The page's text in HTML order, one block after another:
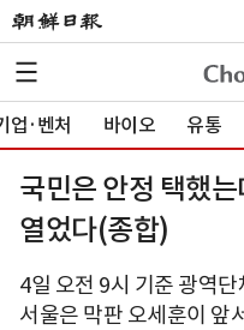
업·벤처 바이오 유통
국민은 안정 택했
열었다(종합)
4일 오전 9시 기준 광역
서울은 막판 오세훈이 앞